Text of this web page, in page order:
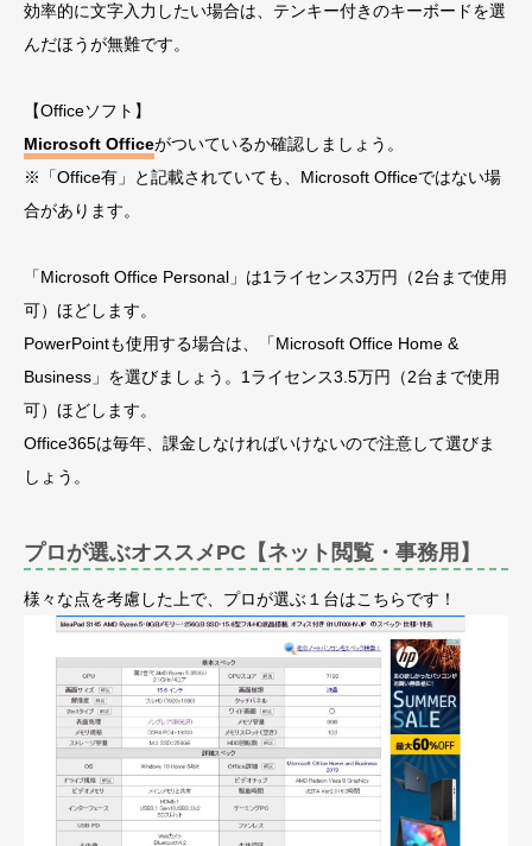
効率的に文字入力したい場合は、テンキー付きのキーボードを選
んだほうが無難です。
【Officeソフト】
Microsoft Officeがついているか確認しましょう。
※「Office有」と記載されていても、Microsoft Officeではない場
合があります。
「Microsoft Office Personal」は1ライセンス3万円（2台まで使用
可）ほどします。
PowerPointも使用する場合は、「Microsoft Office Home &
Business」を選びましょう。1ライセンス3.5万円（2台まで使用
可）ほどします。
Office365は毎年、課金しなければいけないので注意して選びま
しょう。
プロが選ぶオススメPC【ネット閲覧・事務用】
様々な点を考慮した上で、プロが選ぶ１台はこちらです！